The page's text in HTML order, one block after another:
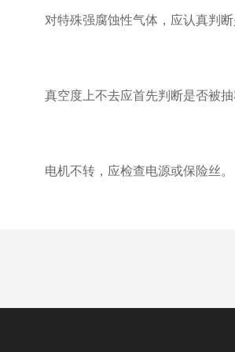
对特殊强腐蚀性气体，应认真判断
真空度上不去应首先判断是否被抽
电机不转，应检查电源或保险丝。